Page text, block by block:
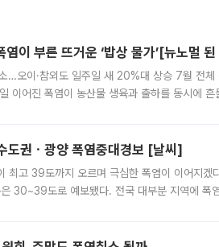
이 부른 뜨거운 ‘밥상 물가’[뉴노멀
…오이·참외도 일주일 새 20%대 상승 7월 전
이어진 폭염이 농산물 생육과 출하를 동시에
권ㆍ광양 폭염중대경보 [날씨]
최고 39도까지 오르며 극심한 폭염이 이어지겠
30~39도로 예보됐다. 전국 대부분 지역에 폭